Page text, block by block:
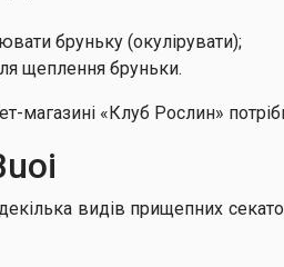
бруньку (окулірувати);
щеплення бруньки.
«Клуб Рослин»
видів прищепних